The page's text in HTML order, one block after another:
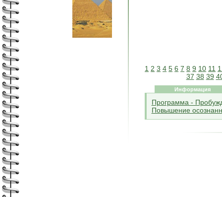
1 2 3 4 5 6 7 8 9 10 11
37 38 39
Информация
Программа -
Повышение